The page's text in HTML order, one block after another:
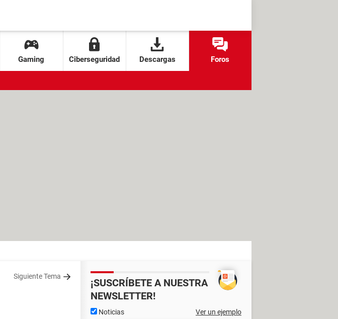
Gaming Ciberseguridad Descargas Foros
Siguiente Tema
¡SUSCRÍBETE A NUESTRA
NEWSLETTER!
Noticias Ver un ejemplo